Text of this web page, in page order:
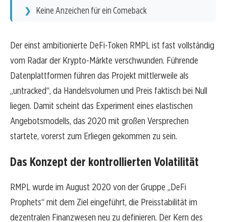
Keine Anzeichen für ein Comeback
Der einst ambitionierte DeFi-Token RMPL ist fast vollständig
vom Radar der Krypto-Märkte verschwunden. Führende
Datenplattformen führen das Projekt mittlerweile als
„untracked“, da Handelsvolumen und Preis faktisch bei Null
liegen. Damit scheint das Experiment eines elastischen
Angebotsmodells, das 2020 mit großen Versprechen
startete, vorerst zum Erliegen gekommen zu sein.
Das Konzept der kontrollierten Volatilität
RMPL wurde im August 2020 von der Gruppe „DeFi
Prophets“ mit dem Ziel eingeführt, die Preisstabilität im
dezentralen Finanzwesen neu zu definieren. Der Kern des